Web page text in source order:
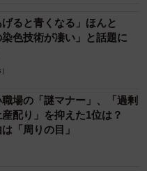
げると青くなる」ほんと
色技術が凄い」と話題に
場の「謎マナー」、「過剰
産配り」を抑えた1位は？
「周りの目」